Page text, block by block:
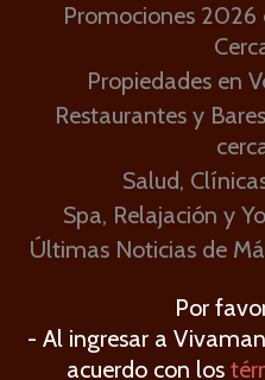
Promociones 2026
Propiedades en
Restaurantes y
Salud,
Spa, Relajación y
Últimas Noticias de
Por
- Al ingresar a
acuerdo con los